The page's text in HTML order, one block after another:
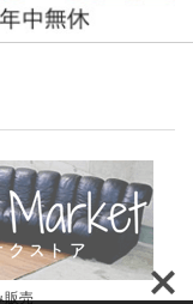
販売